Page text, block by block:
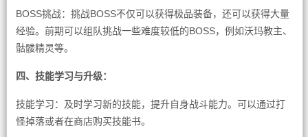
BOSS挑战：挑战BOSS不仅可以获得极品装备，还可以获得大量
经验。前期可以组队挑战一些难度较低的BOSS，例如沃玛教主、
骷髅精灵等。
四、技能学习与升级：
技能学习：及时学习新的技能，提升自身战斗能力。可以通过打
怪掉落或者在商店购买技能书。